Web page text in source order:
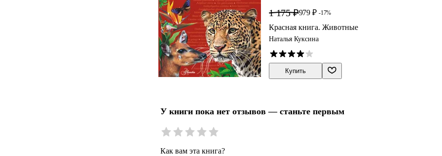
1 175 ₽979 ₽ -17%
Красная книга. Животные
Наталья Куксина
Купить
У книги пока нет отзывов — станьте первым
Как вам эта книга?